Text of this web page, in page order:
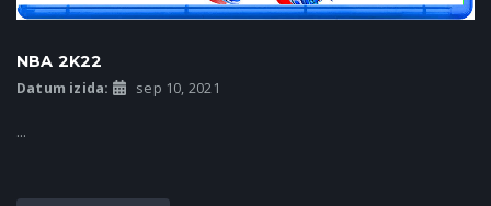
NBA 2K22
Datum izida: sep 10, 2021
...